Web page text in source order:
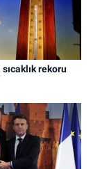
sıcaklık rekoru